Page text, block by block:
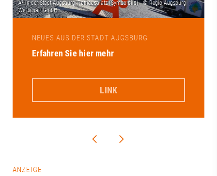
NEUES AUS DER STADT AUGSBURG
Erfahren Sie hier mehr
LINK
ANZEIGE